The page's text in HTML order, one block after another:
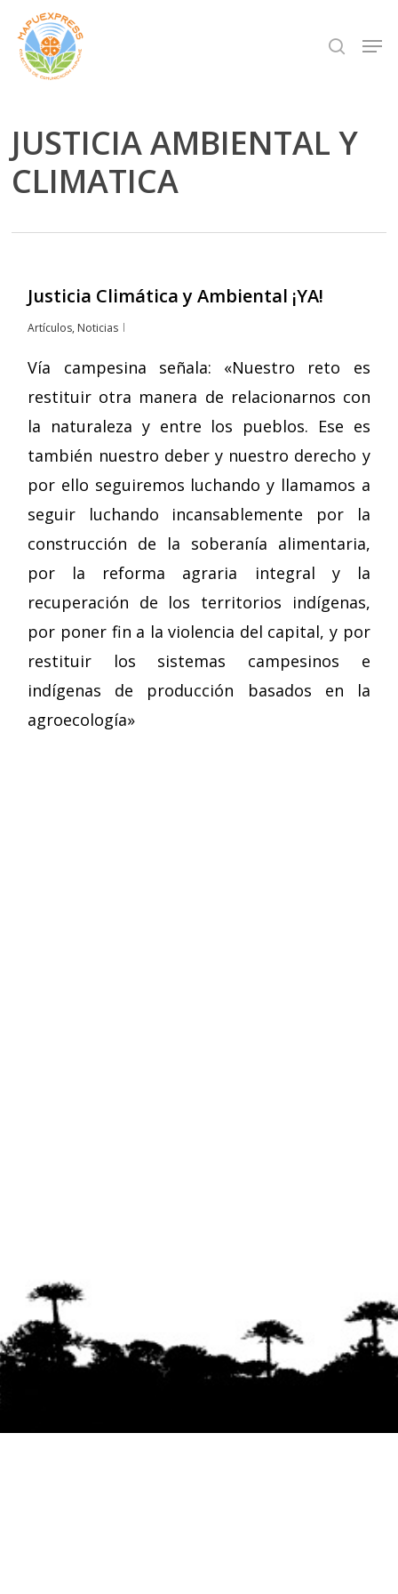
Skip
main
search
JUSTICIA AMBIENTAL Y
CLIMATICA
Justicia Climática y Ambiental ¡YA!
Artículos, Noticias
Vía campesina señala: «Nuestro reto es
restituir otra manera de relacionarnos con
la naturaleza y entre los pueblos. Ese es
también nuestro deber y nuestro derecho y
por ello seguiremos luchando y llamamos a
seguir luchando incansablemente por la
construcción de la soberanía alimentaria,
por la reforma agraria integral y la
recuperación de los territorios indígenas,
por poner fin a la violencia del capital, y por
restituir los sistemas campesinos e
indígenas de producción basados en la
agroecología»
Close